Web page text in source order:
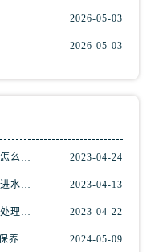
2026-05-03
2026-05-03
伯爵停走问题怎么解决（手表停走怎么办） 2023-04-24
伯爵手表怎么解决进水问题（手表进水解决步骤） 2023-04-13
伯爵进水该怎么办（伯爵腕表进水处理方式） 2023-04-22
伯爵手表要怎样保养?(伯爵手表的保养方法) 2024-05-09